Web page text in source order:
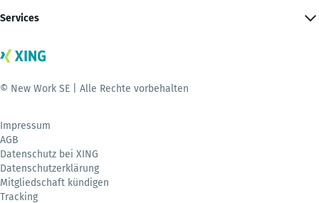
Services
© New Work SE | Alle Rechte vorbehalten
Impressum
AGB
Datenschutz bei XING
Datenschutzerklärung
Mitgliedschaft kündigen
Tracking